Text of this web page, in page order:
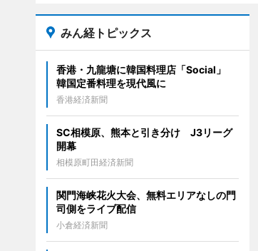
みん経トピックス
香港・九龍塘に韓国料理店「Social」
韓国定番料理を現代風に
香港経済新聞
SC相模原、熊本と引き分け J3リーグ
開幕
相模原町田経済新聞
関門海峡花火大会、無料エリアなしの門
司側をライブ配信
小倉経済新聞